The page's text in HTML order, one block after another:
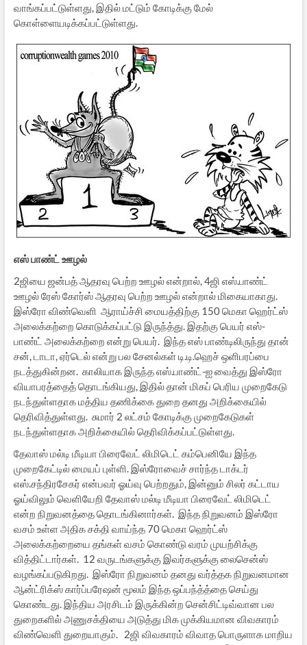
வாங்கப்பட்டுள்ளது, இதில் மட்டும் கோடிக்கு மேல்
கொள்ளையடிக்கப்பட்டுள்ளது.
எஸ் பாண்ட் ஊழல்
2ஜியை ஜன்பத் ஆதரவு பெற்ற ஊழல் என்றால், 4ஜி எஸ்.பாண்ட்
ஊழல் ரேஸ் கோர்ஸ் ஆதரவு பெற்ற ஊழல் என்றால் மிகையாகாது.
இஸ்ரோ விண்வெளி ஆராய்ச்சி மையத்திற்கு 150 மெகா ஹெர்ட்ஸ்
அலைக்கற்றை கொடுக்கப்பட்டு இருந்த்து. இதற்கு பெயர் எஸ்-
பாண்ட் அலைக்கற்றை என்று பெயர். இந்த எஸ் பாண்டிலிருந்து தான்
சன், டாடா, ஏர்டெல் என்று பல சேனல்கள் டி.டி.ஹெச் ஒளிபரப்பை
நடத்துகின்றன. காலியாக இருந்த எஸ்.பாண்ட்-ஐ வைத்து இஸ்ரோ
வியாபரத்தைத் தொடங்கியது, இதில் தான் மிகப் பெரிய முறைகேடு
நடந்துள்ளதாக மத்திய தணிக்கை துறை தனது அறிக்கையில்
தெரிவித்துள்ளது. சுமார் 2 லட்சம் கோடிக்கு முறைகேடுகள்
நடந்துள்ளதாக அறிக்கையில் தெரிவிக்கப்பட்டுள்ளது.
தேவாஸ் மல்டி மீடியா பிரைவேட் லிமிடெட் கம்பெனியே இந்த
முறைகேட்டில் மையப் புள்ளி. இஸ்ரோவைச் சார்ந்த டாக்டர்
எஸ்.சந்திரசேகர் என்பவர் ஓய்வு பெற்றதும், இன்னும் சிலர் கட்டாய
ஓய்விலும் வெளியேறி தேவாஸ் மல்டி மீடியா பிரைவேட் லிமிடெட்
என்ற நிறுவனத்தை தொடங்கினார்கள். இந்த நிறுவனம் இஸ்ரோ
வசம் உள்ள அதிக சக்தி வாய்ந்த 70 மெகா ஹெர்ட்ஸ்
அலைக்கற்றையை தங்கள் வசம் கொண்டு வரம் முயற்சிக்கு
வித்திட்டார்கள். 12 வருடங்களுக்கு இவர்களுக்கு லைசென்ஸ்
வழங்கப்படுகிறது. இஸ்ரோ நிறுவனம் தனது வர்த்தக நிறுவனமான
ஆன்ட்ரிக்ஸ் கார்ப்பரேஷன் மூலம் இந்த ஒப்பந்த்த்தை செய்து
கொண்டது. இந்திய அரசிடம் இருக்கின்ற சென்சிட்டிவ்வான பல
துறைகளில் அணுசக்தியை அடுத்து மிக முக்கியமான விவகாரம்
விண்வெளி துறையாகும். 2ஜி விவகாரம் விவாத பொருளாக மாறிய